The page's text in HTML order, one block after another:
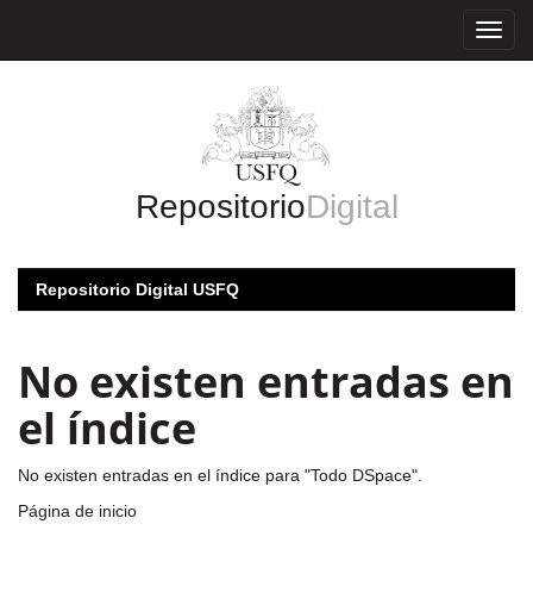
RepositorioDigital
Repositorio Digital USFQ
No existen entradas en
el índice
No existen entradas en el índice para "Todo DSpace".
Página de inicio